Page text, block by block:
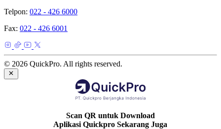
Telpon: 022 - 426 6000
Fax: 022 - 426 6001
© 2026 QuickPro. All rights reserved.
Scan QR untuk Download
Aplikasi Quickpro Sekarang Juga